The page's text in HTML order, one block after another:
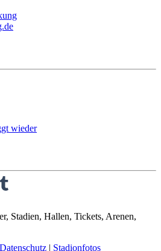
wieder
Stadien, Hallen, Tickets, Arenen,
Datenschutz | Stadionfotos